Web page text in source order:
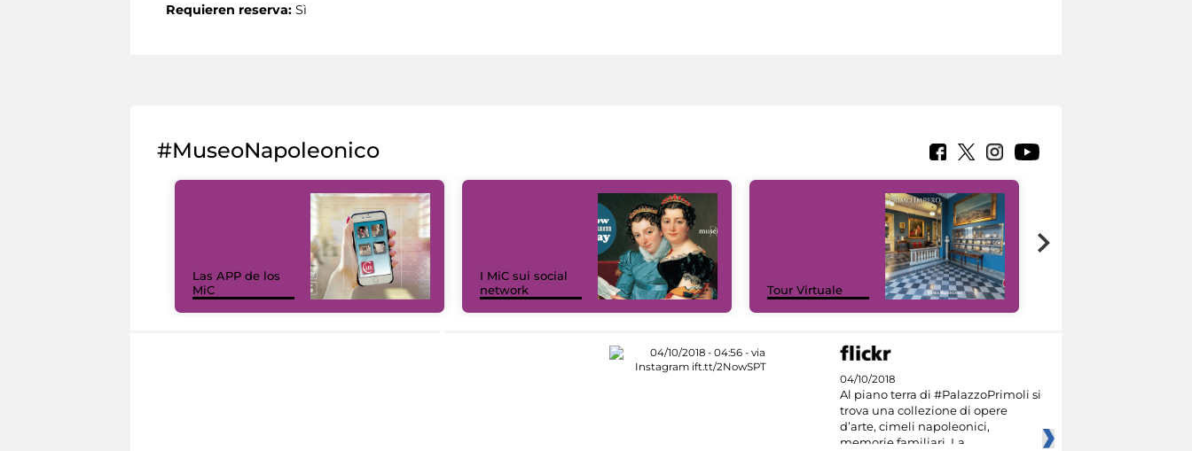
Requieren reserva: Sì
#MuseoNapoleonico
Las APP de los
MiC
I MiC sui social
network
Tour Virtuale
04/10/2018
Al piano terra di #PalazzoPrimoli si
trova una collezione di opere
d’arte, cimeli napoleonici,
memorie familiari. La